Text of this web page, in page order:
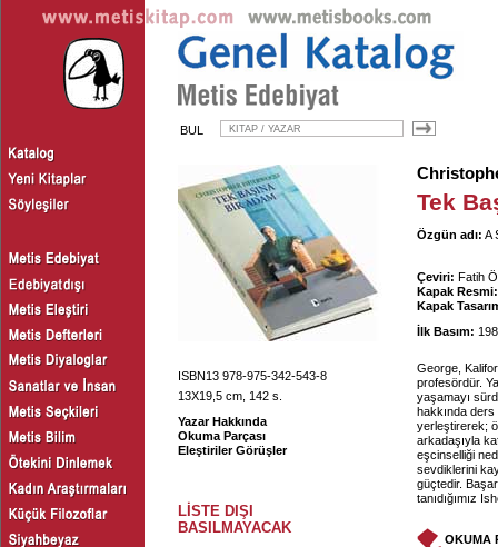
BUL
ISBN13 978-975-342-543-8
13X19,5 cm, 142 s.
Yazar Hakkında
Okuma Parçası
Eleştiriler Görüşler
LİSTE DIŞI
BASILMAYACAK
Tek
Özgün adı: A
Çeviri: Fatih
Kapak Resmi:
Kapak
İlk Basım:
George,
profesördür.
yaşamayı
hakkında ders
yerleştirerek;
arkadaşıyla
eşcinselliği
sevdiklerini
güçtedir.
tanıdığımız
OKUMA